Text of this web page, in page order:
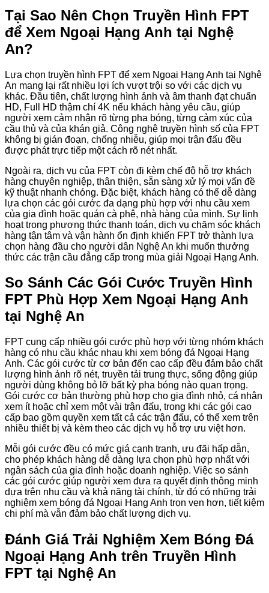
Tại Sao Nên Chọn Truyền Hình FPT
để Xem Ngoại Hạng Anh tại Nghệ
An?
Lựa chọn truyền hình FPT để xem Ngoại Hạng Anh tại Nghệ
An mang lại rất nhiều lợi ích vượt trội so với các dịch vụ
khác. Đầu tiên, chất lượng hình ảnh và âm thanh đạt chuẩn
HD, Full HD thậm chí 4K nếu khách hàng yêu cầu, giúp
người xem cảm nhận rõ từng pha bóng, từng cảm xúc của
cầu thủ và của khán giả. Công nghệ truyền hình số của FPT
không bị gián đoạn, chống nhiễu, giúp mọi trận đấu đều
được phát trực tiếp một cách rõ nét nhất.
Ngoài ra, dịch vụ của FPT còn đi kèm chế độ hỗ trợ khách
hàng chuyên nghiệp, thân thiện, sẵn sàng xử lý mọi vấn đề
kỹ thuật nhanh chóng. Đặc biệt, khách hàng có thể dễ dàng
lựa chọn các gói cước đa dạng phù hợp với nhu cầu xem
của gia đình hoặc quán cà phê, nhà hàng của mình. Sự linh
hoạt trong phương thức thanh toán, dịch vụ chăm sóc khách
hàng tận tâm và vận hành ổn định khiến FPT trở thành lựa
chọn hàng đầu cho người dân Nghệ An khi muốn thưởng
thức các trận cầu đẳng cấp trong mùa giải Ngoại Hạng Anh.
So Sánh Các Gói Cước Truyền Hình
FPT Phù Hợp Xem Ngoại Hạng Anh
tại Nghệ An
FPT cung cấp nhiều gói cước phù hợp với từng nhóm khách
hàng có nhu cầu khác nhau khi xem bóng đá Ngoại Hạng
Anh. Các gói cước từ cơ bản đến cao cấp đều đảm bảo chất
lượng hình ảnh rõ nét, truyền tải trung thực, sống động giúp
người dùng không bỏ lỡ bất kỳ pha bóng nào quan trọng.
Gói cước cơ bản thường phù hợp cho gia đình nhỏ, cá nhân
xem ít hoặc chỉ xem một vài trận đấu, trong khi các gói cao
cấp bao gồm quyền xem tất cả các trận đấu, có thể xem trên
nhiều thiết bị và kèm theo các dịch vụ hỗ trợ ưu việt hơn.
Mỗi gói cước đều có mức giá cạnh tranh, ưu đãi hấp dẫn,
cho phép khách hàng dễ dàng lựa chọn phù hợp nhất với
ngân sách của gia đình hoặc doanh nghiệp. Việc so sánh
các gói cước giúp người xem đưa ra quyết định thông minh
dựa trên nhu cầu và khả năng tài chính, từ đó có những trải
nghiệm xem bóng đá Ngoại Hạng Anh trọn vẹn hơn, tiết kiệm
chi phí mà vẫn đảm bảo chất lượng dịch vụ.
Đánh Giá Trải Nghiệm Xem Bóng Đá
Ngoại Hạng Anh trên Truyền Hình
FPT tại Nghệ An